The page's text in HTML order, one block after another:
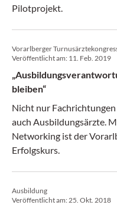
Pilotprojekt.
Vorarlberger
Veröffentlicht am: 11. Feb. 2019
bleiben“
Nicht nur
auch Ausbildungsärzte.
Networking ist der
Erfolgskurs.
Ausbildung
Veröffentlicht am:25. Okt. 2018